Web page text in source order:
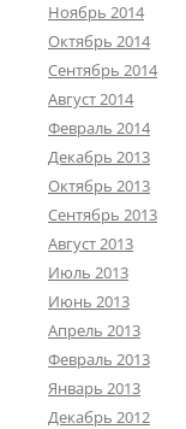
Ноябрь 2014
Октябрь 2014
Сентябрь 2014
Август 2014
Февраль 2014
Декабрь 2013
Октябрь 2013
Сентябрь 2013
Август 2013
Июль 2013
Июнь 2013
Апрель 2013
Февраль 2013
Январь 2013
Декабрь 2012